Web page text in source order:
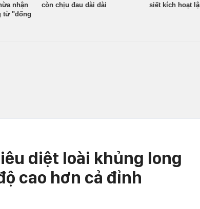
nhận
từ "đống
còn chịu đau dài dài
siết kích hoạt
diệt loài khủng long
cao hơn cả đỉnh